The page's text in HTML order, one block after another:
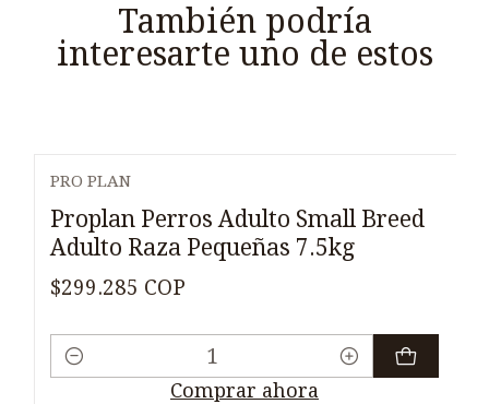
También podría
interesarte uno de estos
PRO PLAN
Proplan Perros Adulto Small Breed
Adulto Raza Pequeñas 7.5kg
$299.285 COP
Cantidad
Comprar ahora